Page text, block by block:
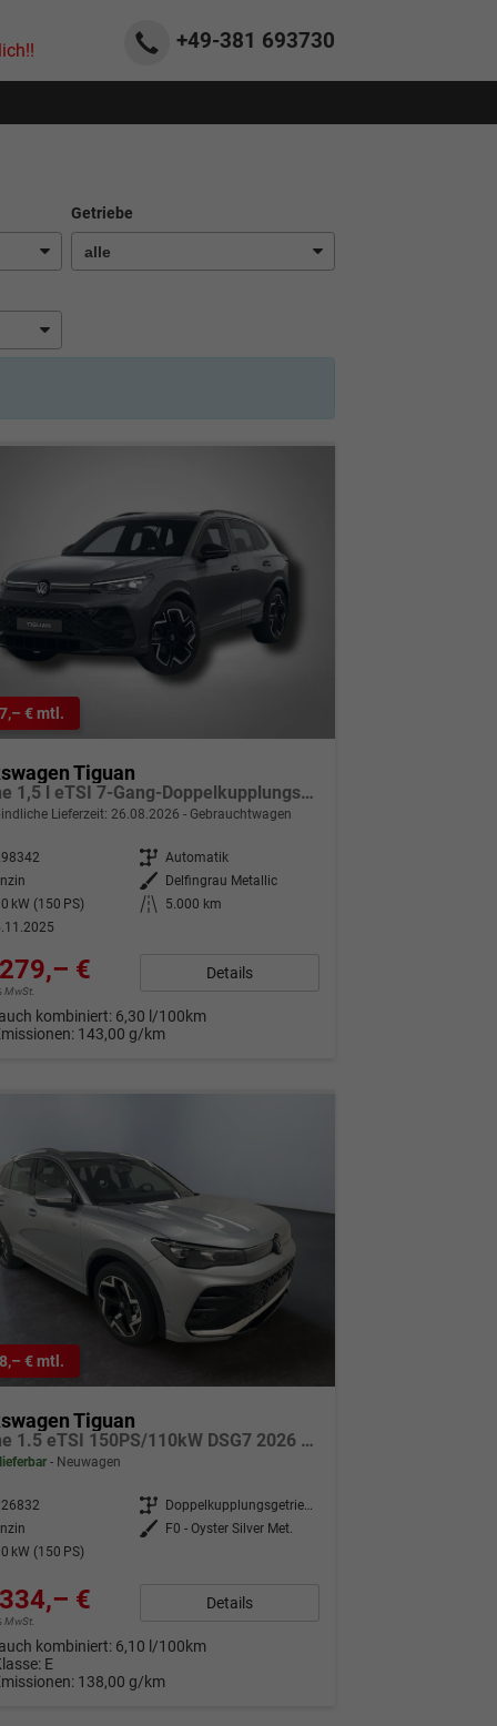
+49-381 693730
Getriebe
€ mtl.
Tiguan
R-Line 1,5 l eTSI 7-Gang-Doppelkupplungsgetriebe DSG
Lieferzeit: 26.08.2026 Gebrauchtwagen
Getriebe Automatik
Außenfarbe
Delfingrau Metallic
kW (150 PS)
Kilometerstand
5.000 km
€
MwSt.
Details
kombiniert: 6,30 l/100km
143,00 g/km
€ mtl.
Tiguan
R-Line 1.5 eTSI 150PS/110kW DSG7 2026 +AHK +HuD +15" Infotainment
Neuwagen
Getriebe
Außenfarbe
F0 - Oyster Silver Met.
kW (150 PS)
€
MwSt.
Details
kombiniert: 6,10 l/100km
E
138,00 g/km